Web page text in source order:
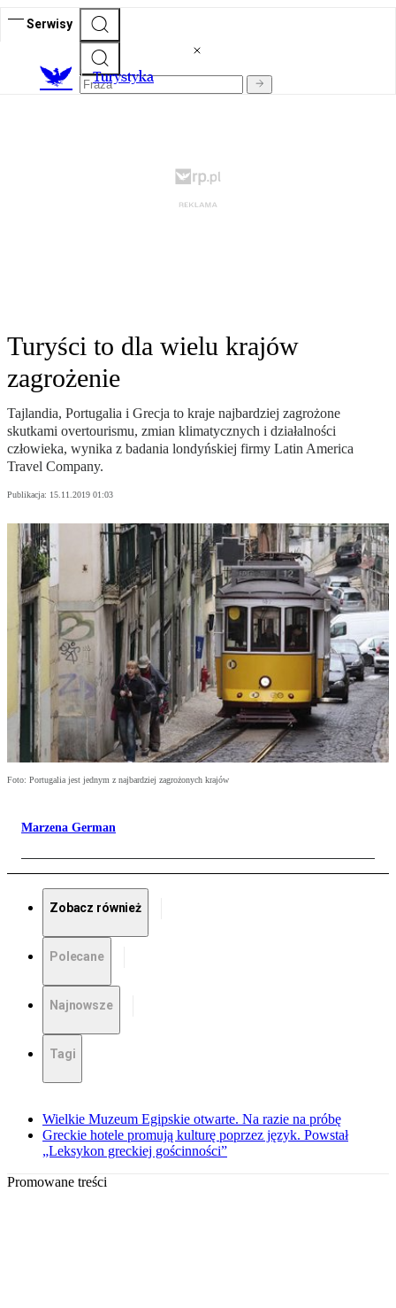
Serwisy
Turystyka
Turyści to dla wielu krajów
zagrożenie
Tajlandia, Portugalia i Grecja to kraje najbardziej zagrożone
skutkami overtourismu, zmian klimatycznych i działalności
człowieka, wynika z badania londyńskiej firmy Latin America
Travel Company.
Publikacja: 15.11.2019 01:03
Foto: Portugalia jest jednym z najbardziej zagrożonych krajów
Marzena German
Zobacz również
Polecane
Najnowsze
Tagi
Wielkie Muzeum Egipskie otwarte. Na razie na próbę
Greckie hotele promują kulturę poprzez język. Powstał
„Leksykon greckiej gościnności”
Promowane treści